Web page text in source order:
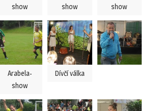
show
show
show
Arabela-
show
Dívčí válka